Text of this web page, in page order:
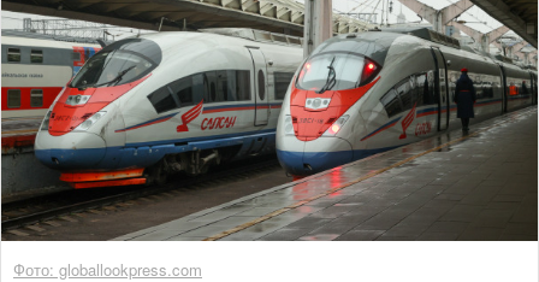
Фото: globallookpress.com